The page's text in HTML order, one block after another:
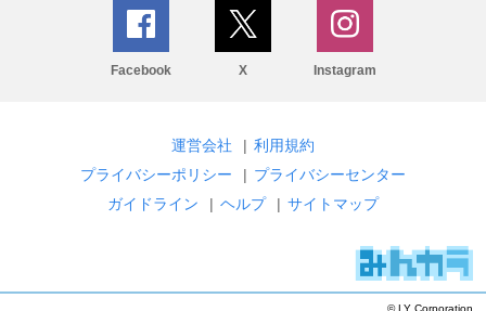
Facebook X Instagram
運営会社 | 利用規約
プライバシーポリシー
| プライバシーセンター
ガイドライン
| ヘルプ | サイトマップ
© LY Corporation